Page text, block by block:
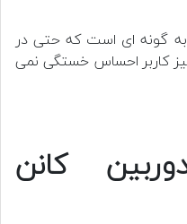
به گونه ای است که حتی در
کاربر احساس خستگی نمی
کانن